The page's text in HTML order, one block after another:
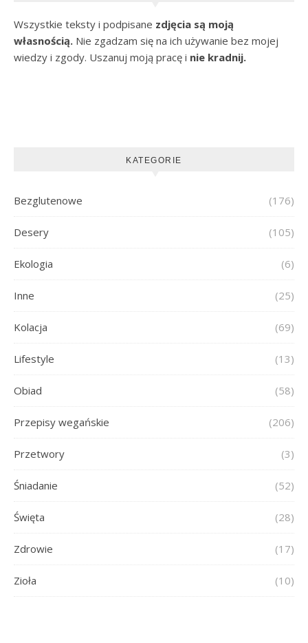
Wszystkie teksty i podpisane zdjęcia są moją
własnością. Nie zgadzam się na ich używanie bez mojej
wiedzy i zgody. Uszanuj moją pracę i nie kradnij.
KATEGORIE
Bezglutenowe (176)
Desery (105)
Ekologia (6)
Inne (25)
Kolacja (69)
Lifestyle (13)
Obiad (58)
Przepisy wegańskie (206)
Przetwory (3)
Śniadanie (52)
Święta (28)
Zdrowie (17)
Zioła (10)